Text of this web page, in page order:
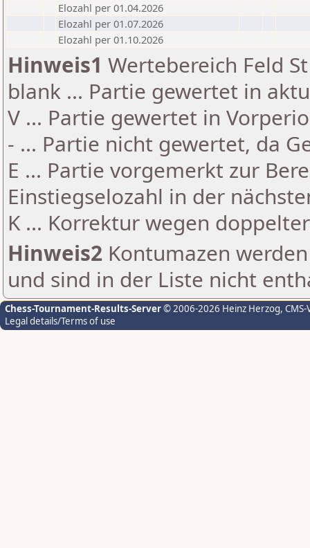
Elozahl per 01.04.2026
Elozahl per 01.07.2026
Elozahl per 01.10.2026
Hinweis1 Wertebereich Feld
blank ... Partie gewertet in
V ... Partie gewertet in
- ... Partie nicht gewertet, da
E ... Partie vorgemerkt zur
Einstiegselozahl in der
K ... Korrektur wegen
Hinweis2 Kontumazen
und sind in der Liste nicht
Chess-Tournament-Results-Server© 2006-2026 Heinz Herzog,
Legal details/Terms of use